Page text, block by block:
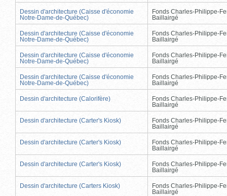
Dessin d'architecture (Caisse d'économie
Notre-Dame-de-Québec)
Fonds Charles-Philippe-
Baillairgé
Dessin d'architecture (Caisse d'économie
Notre-Dame-de-Québec)
Fonds Charles-Philippe-
Baillairgé
Dessin d'architecture (Caisse d'économie
Notre-Dame-de-Québec)
Fonds Charles-Philippe-
Baillairgé
Dessin d'architecture (Caisse d'économie
Notre-Dame-de-Québec)
Fonds Charles-Philippe-
Baillairgé
Dessin d'architecture (Calorifère)
Fonds Charles-Philippe-
Baillairgé
Dessin d'architecture (Carter's Kiosk)
Fonds Charles-Philippe-
Baillairgé
Dessin d'architecture (Carter's Kiosk)
Fonds Charles-Philippe-
Baillairgé
Dessin d'architecture (Carter's Kiosk)
Fonds Charles-Philippe-
Baillairgé
Dessin d'architecture (Carters Kiosk)
Fonds Charles-Philippe-
Baillairgé